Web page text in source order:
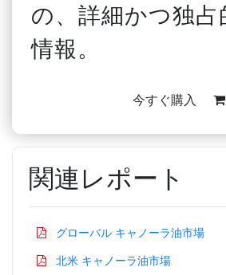
の、詳細かつ独占
情報。
今すぐ購入
関連レポート
グローバル キャノーラ油市場
北米 キャノーラ油市場